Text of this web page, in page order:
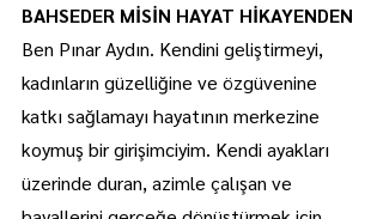
BAHSEDER MİSİN HAYAT HİKAYENDEN
Ben Pınar Aydın. Kendini geliştirmeyi,
kadınların güzelliğine ve özgüvenine
katkı sağlamayı hayatının merkezine
koymuş bir girişimciyim. Kendi ayakları
üzerinde duran, azimle çalışan ve